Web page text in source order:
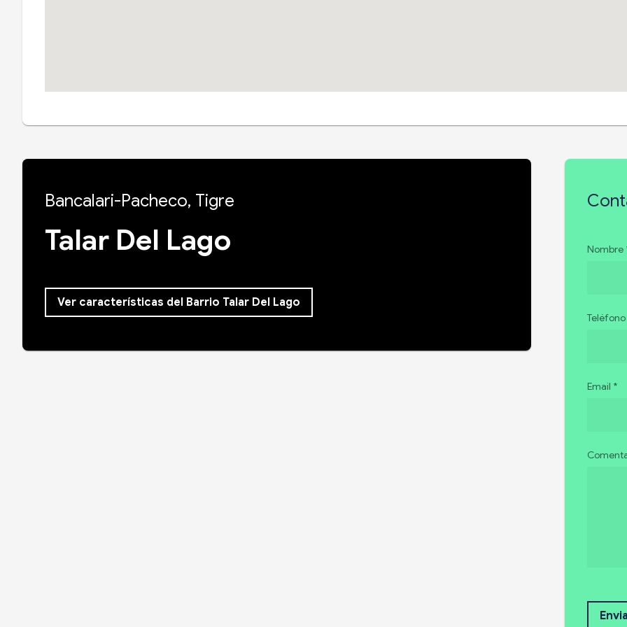
Bancalari-Pacheco, Tigre
Talar Del Lago
Ver características del Barrio Talar Del Lago
Nombre
Email *